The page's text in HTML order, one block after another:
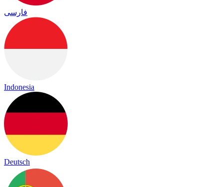
فارسی
Indonesia
Deutsch